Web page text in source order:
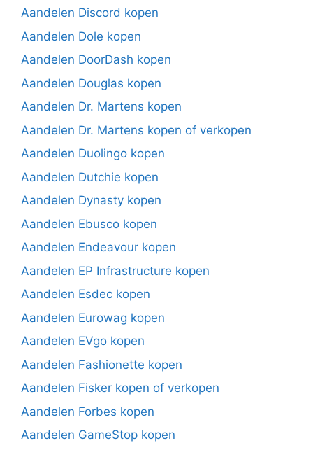
Aandelen Discord kopen
Aandelen Dole kopen
Aandelen DoorDash kopen
Aandelen Douglas kopen
Aandelen Dr. Martens kopen
Aandelen Dr. Martens kopen of verkopen
Aandelen Duolingo kopen
Aandelen Dutchie kopen
Aandelen Dynasty kopen
Aandelen Ebusco kopen
Aandelen Endeavour kopen
Aandelen EP Infrastructure kopen
Aandelen Esdec kopen
Aandelen Eurowag kopen
Aandelen EVgo kopen
Aandelen Fashionette kopen
Aandelen Fisker kopen of verkopen
Aandelen Forbes kopen
Aandelen GameStop kopen